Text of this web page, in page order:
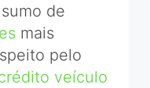
de
mais
pelo
veículo